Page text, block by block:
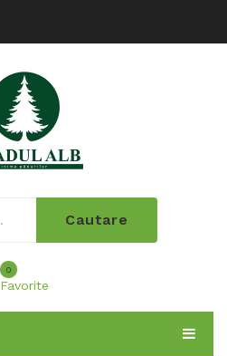
Cautare
0
Favorite